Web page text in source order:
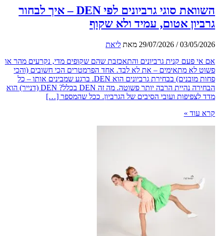
השוואת סוגי גרביונים לפי DEN – איך לבחור
אטום, עמיד ולא שקוף
03/
/
29/07/2026מאתליאת
פעם קנית גרביונים והתאכזבת שהם שקופים מדי, נקרעים מהר או
לא מתאימים – את לא לבד. אחד הפרמטרים הכי חשובים (והכי
פחות מובנים) בבחירת גרביונים הוא DEN. ברגע שמבינים אותו – כל
הבחירה נהיית הרבה יותר פשוטה. מה זה DEN בכלל? DEN (דנייר) הוא
ועובי הסיבים של הגרביון. ככל שהמספר […]
»